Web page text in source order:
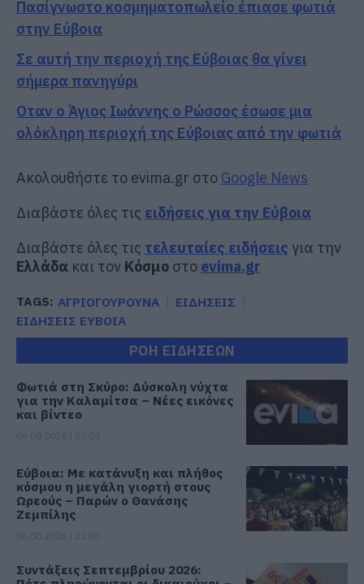
Πασίγνωστο κοσμηματοπωλείο έπιασε φωτιά
στην Εύβοια
Σε αυτή την περιοχή της Εύβοιας θα γίνει
σήμερα πανηγύρι
Οταν ο Άγιος Ιωάννης ο Ρώσσος έσωσε μια
ολόκληρη περιοχή της Εύβοιας από την φωτιά
Ακολουθήστε το evima.gr στο Google News
Διαβάστε όλες τις ειδήσεις για την Εύβοια
Διαβάστε όλες τις τελευταίες ειδήσεις για την
Ελλάδα και τον Κόσμο στο evima.gr
TAGS: ΑΓΡΙΟΓΟΥΡΟΥΝΑ
ΕΙΔΗΣΕΙΣ
ΕΙΔΗΣΕΙΣ ΕΥΒΟΙΑ
ΡΟΗ ΕΙΔΗΣΕΩΝ
Φωτιά στη Σκύρο: Δύσκολη νύχτα
για την Καλαμίτσα – Νέες εικόνες
και βίντεο
Εύβοια: Με κατάνυξη και πλήθος
κόσμου η μεγάλη γιορτή στους
Ωρεούς – Παρών ο Θανάσης
Ζεμπίλης
Συντάξεις Σεπτεμβρίου 2026: